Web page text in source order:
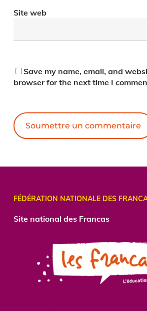
Site web
Save my name, email, and
browser for the next time I
FÉDÉRATION NATIONALE DES
Site national des Francas